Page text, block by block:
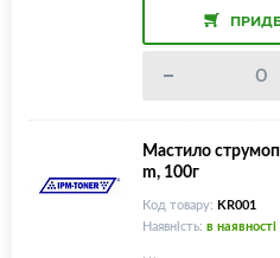
Мастило
m, 100г
Код товару: KR001
Наявність: в наявності